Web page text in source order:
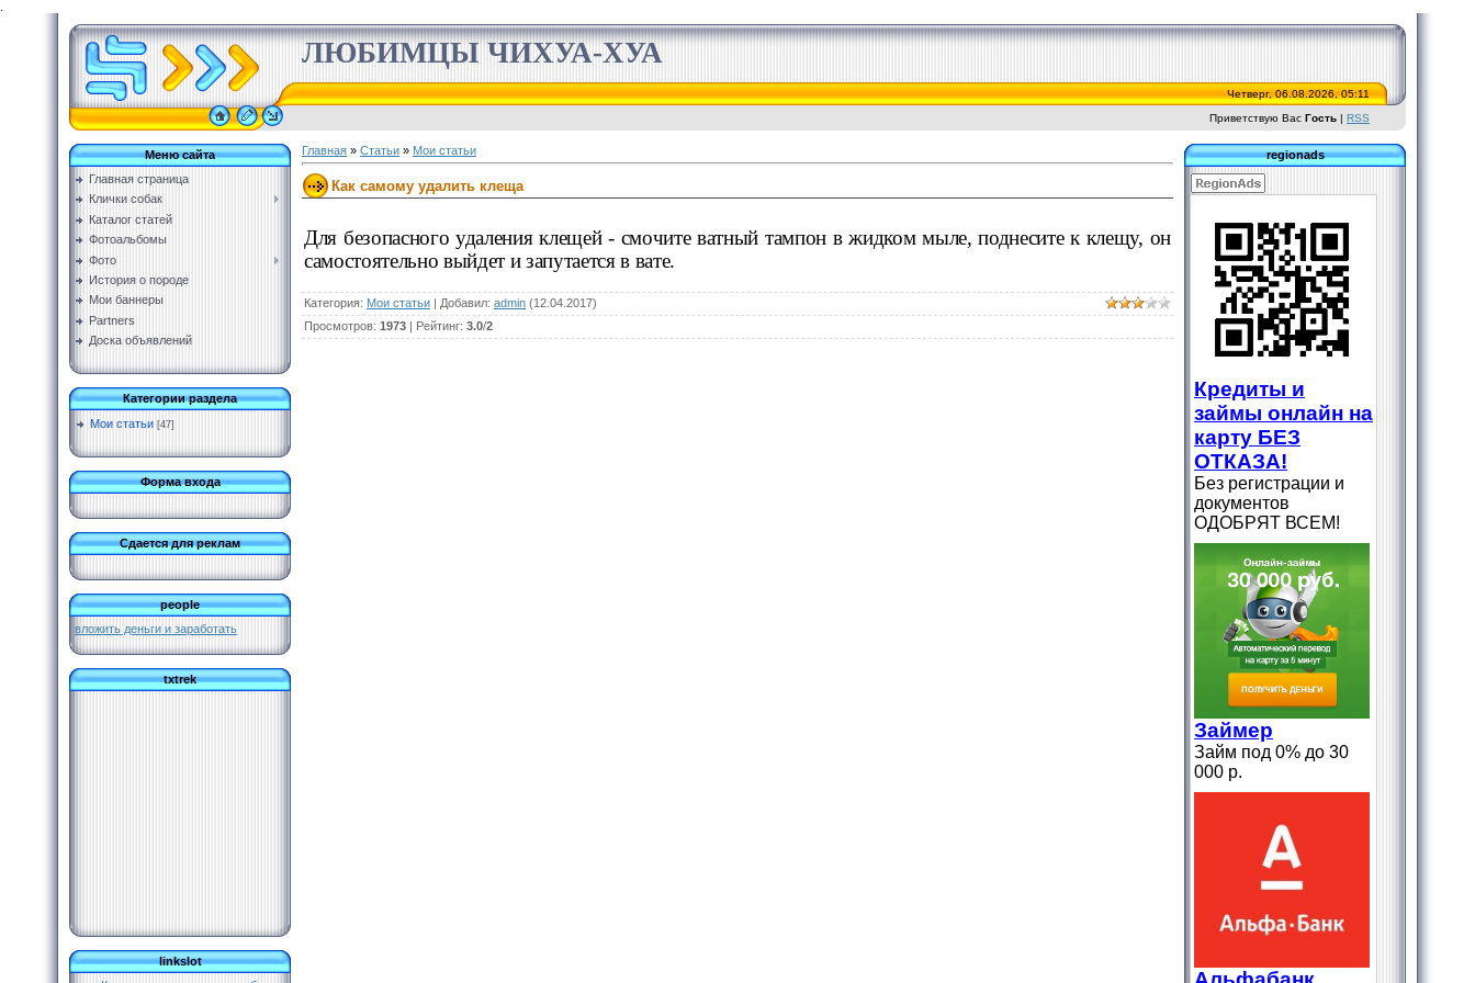
ЛЮБИМЦЫ ЧИХУА-ХУА
Четверг, 06.08.2026, 05:11
Приветствую Вас Гость | RSS
Меню сайта
Главная страница
Клички собак
Каталог статей
Фотоальбомы
Фото
История о породе
Мои баннеры
Partners
Доска объявлений
Категории раздела
Мои статьи [47]
Форма входа
Сдается для реклам
people
вложить деньги и заработать
txtrek
linkslot
Главная » Статьи » Мои статьи
Как самому удалить клеща
Для безопасного удаления клещей - смочите ватный тампон в жидком мыле, поднесите к клещу, он
самостоятельно выйдет и запутается в вате.
Категория: Мои статьи | Добавил: admin (12.04.2017)
Просмотров: 1973 | Рейтинг: 3.0/2
regionads
Кредиты и
займы онлайн на
карту БЕЗ
ОТКАЗА!
Без регистрации и
документов
ОДОБРЯТ ВСЕМ!
Займер
Займ под 0% до 30
000 р.